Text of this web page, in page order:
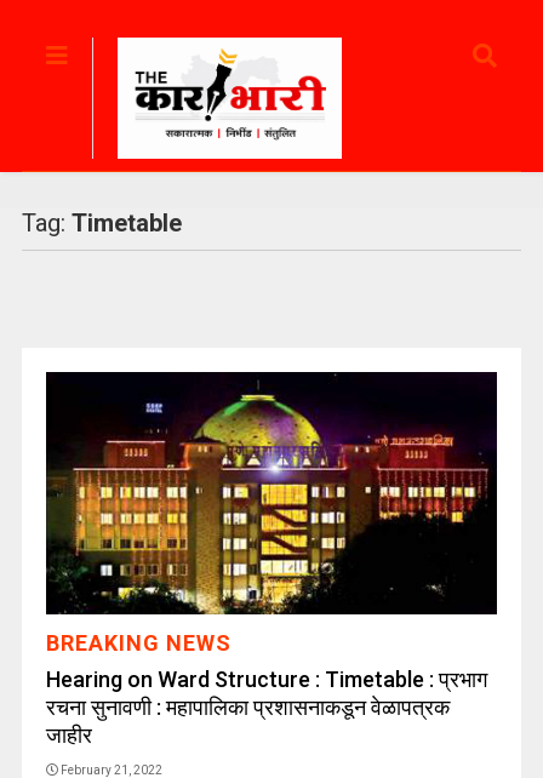
Tag: Timetable
BREAKING NEWS
Hearing on Ward Structure : Timetable : प्रभाग
रचना सुनावणी : महापालिका प्रशासनाकडून वेळापत्रक
जाहीर
February 21, 2022